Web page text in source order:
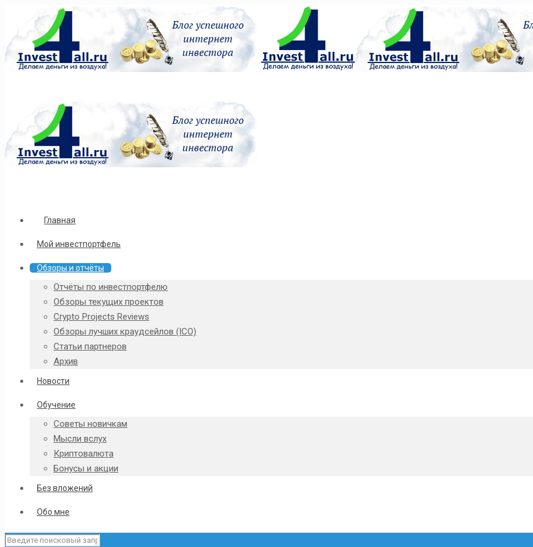
Главная
Мой инвестпортфель
Обзоры и отчёты
Отчёты по инвестпортфелю
Обзоры текущих проектов
Crypto Projects Reviews
Обзоры лучших краудсейлов (ICO)
Статьи партнеров
Архив
Новости
Обучение
Советы новичкам
Мысли вслух
Криптовалюта
Бонусы и акции
Без вложений
Обо мне